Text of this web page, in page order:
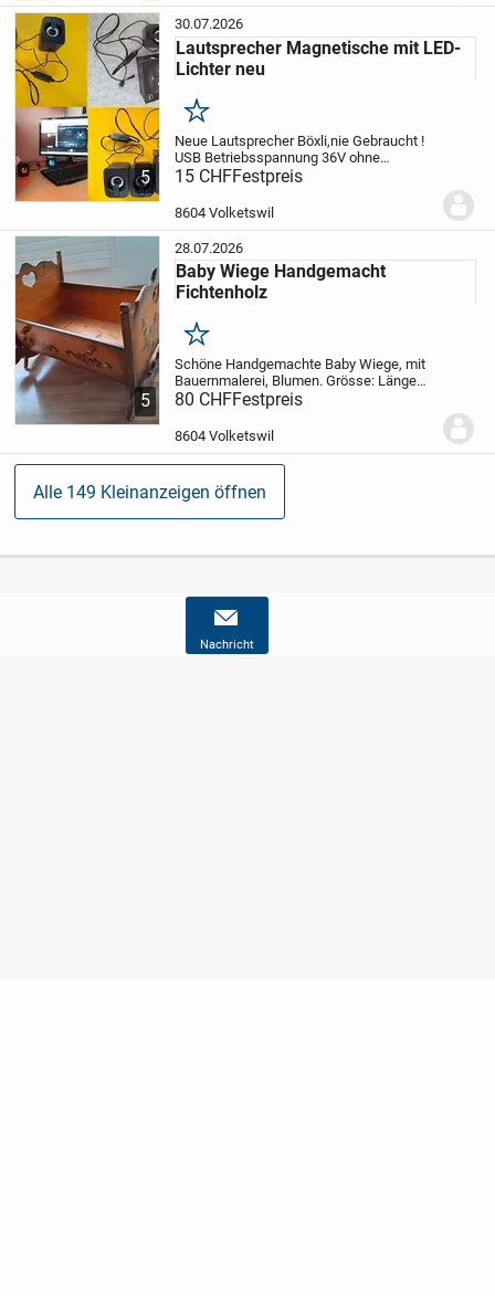
Nachricht
5
30.07.2026
Lautsprecher Magnetische mit LED-
Lichter neu
Merken
Neue Lautsprecher Böxli,nie Gebraucht !
USB Betriebsspannung 36V ohne
Akku.Direkter USB-Stromversorgung,
einfache Einschaltung.Die Lautsprecher
sind mit verschiedenen Geräten wie
Tablets, Laptops,...
15 CHFFestpreis
8604 Volketswil
5
28.07.2026
Baby Wiege Handgemacht
Fichtenholz
Merken
Schöne Handgemachte Baby Wiege, mit
Bauernmalerei, Blumen. Grösse: Länge
72cm Breite 62cm Höhe 56cm.
Die Wiege lässt sich auf 4
Füsse verstellen,somit...
80 CHFFestpreis
8604 Volketswil
Alle 149 Kleinanzeigen öffnen